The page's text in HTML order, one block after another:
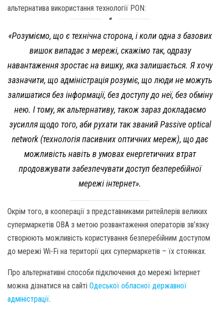
альтернатива використання технології PON:
«Розуміємо, що є технічна сторона, і коли одна з базових
вишок випадає з мережі, скажімо так, одразу
навантаження зростає на вишку, яка залишається. Я хочу
зазначити, що адміністрація розуміє, що люди не можуть
залишатися без інформації, без доступу до неї, без обміну
нею. І тому, як альтернативу, також зараз докладаємо
зусилля щодо того, аби рухати так званий Passive optical
network (технологія пасивних оптичних мереж), що дає
можливість навіть в умовах енергетичних втрат
продовжувати забезпечувати доступ безперебійної
мережі інтернет».
Окрім того, в кооперації з представниками ритейлерів великих
супермаркетів ОВА з метою розвантаження операторів зв’язку
створюють можливість користування безперебійним доступом
до мережі Wi-Fi на території цих супермаркетів – їх стоянках.
Про альтернативні способи підключення до мережі Інтернет
можна дізнатися на сайті Одеської обласної державної
адміністрації.